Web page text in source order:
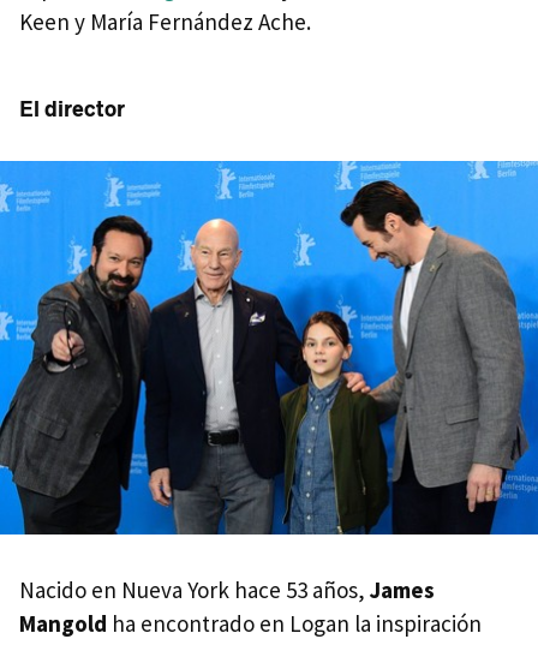
Keen y María Fernández Ache.
El director
Nacido en Nueva York hace 53 años, James
Mangold ha encontrado en Logan la inspiración